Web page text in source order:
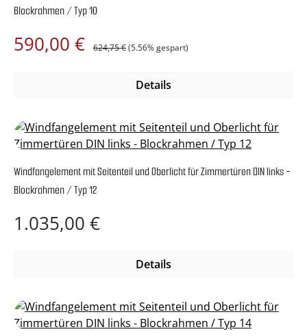
Blockrahmen / Typ 10
Verkaufspreis:
590,00 €
624,75 €(5.56% gespart)
Details
Windfangelement mit Seitenteil und Oberlicht für Zimmertüren DIN links -
Blockrahmen / Typ 12
Regulärer Preis:
1.035,00 €
Details